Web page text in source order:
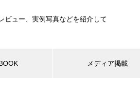
ビュー、実例写真などを紹介して
メディア掲載